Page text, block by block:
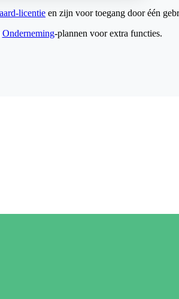
licentie en zijn voor toegang door één
Onderneming-plannen voor extra functies.